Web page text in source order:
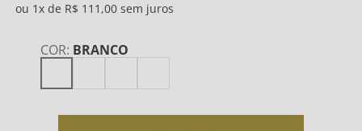
1 R$ 111 ,00
COR: BRANCO